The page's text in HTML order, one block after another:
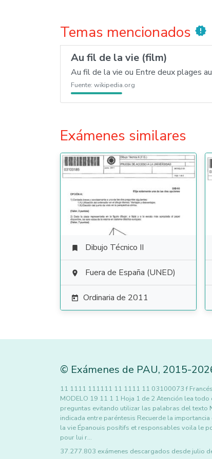
Temas mencionados new_releases
Au fil de la vie (film)
Au fil de la vie ou Entre deux plages
Fuente: wikipedia.org
Exámenes similares
 Dibujo Técnico II
 Fuera de España (UNED)
 Ordinaria de 2011
© Exámenes de PAU, 2015-
11 1111 111111 11 1111 11 03100073 f Francés
MODELO 19 11 1 1 Hoja 1 de 2 Atención lea
preguntas evitando utilizar las palabras del texto
indicada entre paréntesis Recuerde la
la vie Épanouis posítifs et responsables voila le
pour lui r…
37.277.803 exámenes descargados desde julio